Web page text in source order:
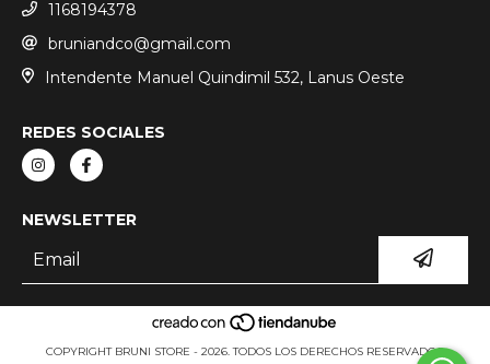
1168194378
bruniandco@gmail.com
Intendente Manuel Quindimil 532, Lanus Oeste
REDES SOCIALES
NEWSLETTER
COPYRIGHT BRUNI STORE - 2026. TODOS LOS DERECHOS RESERVADOS.